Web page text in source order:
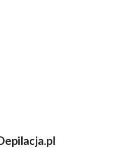
SIĘ NAD DEPILACJĄ